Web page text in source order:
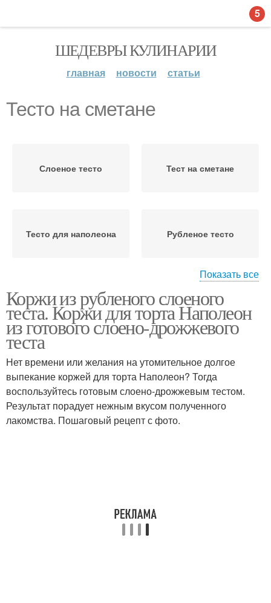
ШЕДЕВРЫ КУЛИНАРИИ
главная новости статьи
Тесто на сметане
Слоеное тесто Тест на сметане
Тесто для наполеона Рубленое тесто
Тесто на кефире Дрожжевое тесто
Ленивое тесто Пух на сметане
Показать все
Коржи из рубленого слоеного
теста. Коржи для торта Наполеон
из готового слоено-дрожжевого
теста
Нет времени или желания на утомительное долгое
выпекание коржей для торта Наполеон? Тогда
воспользуйтесь готовым слоено-дрожжевым тестом.
Результат порадует нежным вкусом полученного
лакомства. Пошаговый рецепт с фото.
5